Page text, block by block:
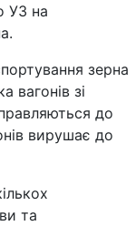
УЗ на
зерна
вагонів зі
до
вирушає до
та